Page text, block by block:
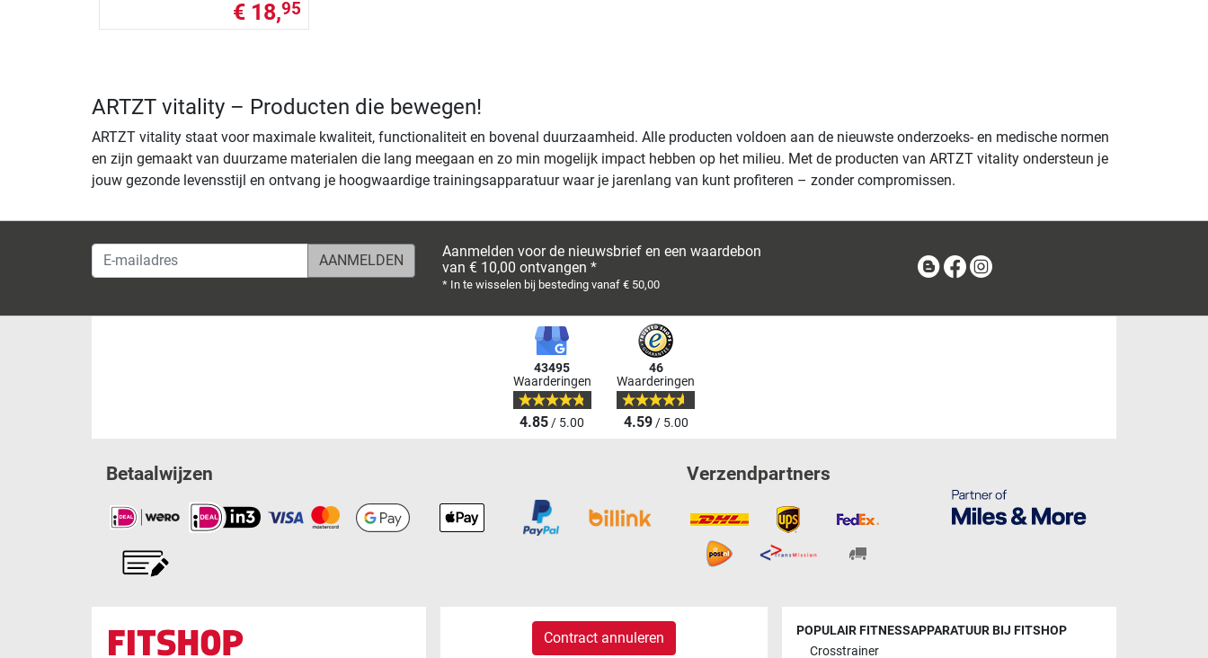
€ 18,95
ARTZT vitality – Producten die bewegen!
ARTZT vitality staat voor maximale kwaliteit, functionaliteit en bovenal duurzaamheid. Alle producten voldoen aan de nieuwste onderzoeks- en medische normen
en zijn gemaakt van duurzame materialen die lang meegaan en zo min mogelijk impact hebben op het milieu. Met de producten van ARTZT vitality ondersteun je
jouw gezonde levensstijl en ontvang je hoogwaardige trainingsapparatuur waar je jarenlang van kunt profiteren – zonder compromissen.
E-mailadres
Aanmelden voor de nieuwsbrief en een waardebon
van € 10,00 ontvangen *
* In te wisselen bij besteding vanaf € 50,00
BlogFacebook
43495
Waarderingen
4.85/ 5.00
46
Waarderingen
4.59/ 5.00
Betaalwijzen Verzendpartners
Contract annuleren
POPULAIR FITNESSAPPARATUUR BIJ FITSHOP
Crosstrainer